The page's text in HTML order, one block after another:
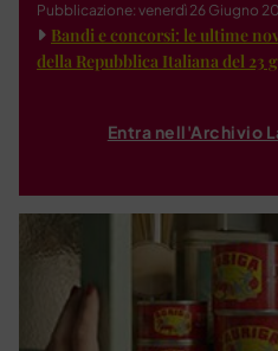
Pubblicazione: venerdì 26 Giugno
Bandi e concorsi: le ultime
della Repubblica Italiana del 23
Entra nell'Archivio